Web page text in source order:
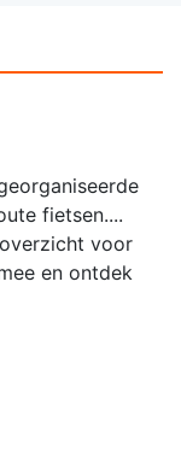
fietsen....
voor
en ontdek